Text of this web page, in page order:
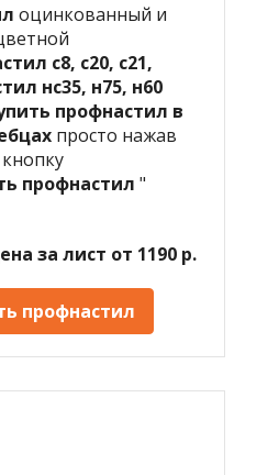
оцинкованный и
с8, с20, с21,
нс35, н75, н60
профнастил в
просто нажав
кнопку
профнастил "
за лист от 1190 р.
профнастил